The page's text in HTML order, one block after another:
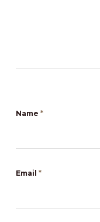
Name *
Email *